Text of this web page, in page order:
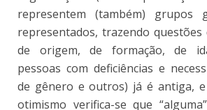
representem (também) grupos
representados, trazendo questões
de origem, de formação, de
pessoas com deficiências e
de gênero e outros) já é antiga, e
otimismo verifica-se que